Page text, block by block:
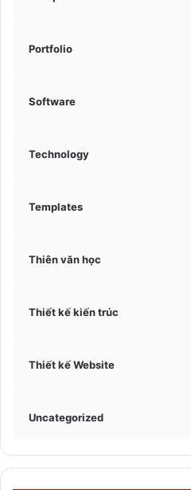
Portfolio
Software
Technology
Templates
Thiên văn học
Thiết kế kiến trúc
Thiết kế Website
Uncategorized